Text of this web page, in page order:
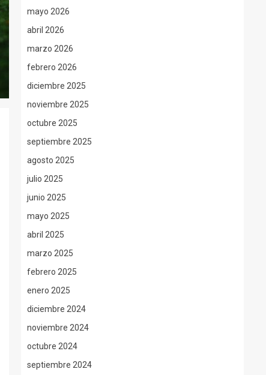
mayo 2026
abril 2026
marzo 2026
febrero 2026
diciembre 2025
noviembre 2025
octubre 2025
septiembre 2025
agosto 2025
julio 2025
junio 2025
mayo 2025
abril 2025
marzo 2025
febrero 2025
enero 2025
diciembre 2024
noviembre 2024
octubre 2024
septiembre 2024